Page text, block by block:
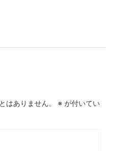
はありません。 ※ が付いてい